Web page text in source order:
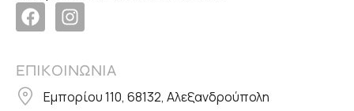
ΕΠΙΚΟΙΝΩΝΙΑ
Εμπορίου 110, 68132, Αλεξανδρούπολη